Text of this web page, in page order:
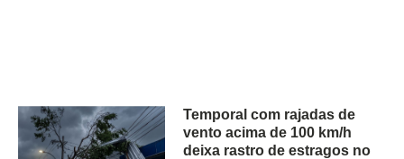
Temporal com rajadas de
vento acima de 100 km/h
deixa rastro de estragos no